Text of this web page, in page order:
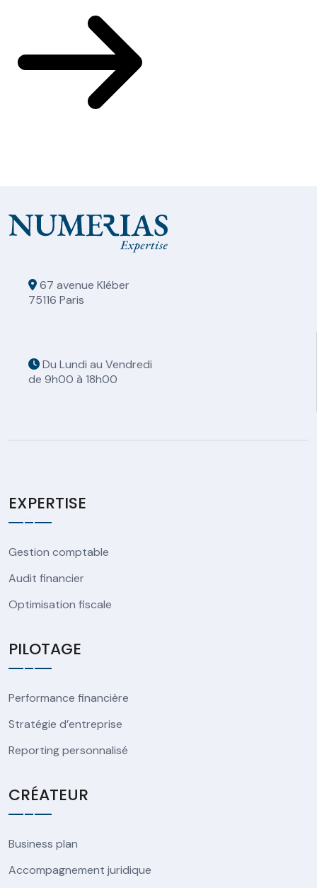
67 avenue Kléber
75116 Paris
Du Lundi au Vendredi
de 9h00 à 18h00
EXPERTISE
Gestion comptable
Audit financier
Optimisation fiscale
PILOTAGE
Performance financière
Stratégie d’entreprise
Reporting personnalisé
CRÉATEUR
Business plan
Accompagnement juridique